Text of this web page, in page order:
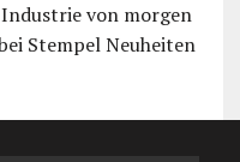
von morgen
Stempel Neuheiten